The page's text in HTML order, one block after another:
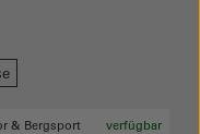
& Bergsport verfügbar